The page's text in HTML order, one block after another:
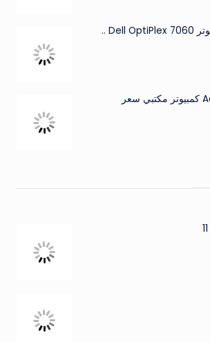
سعر ومواصفات كمبيوتر Dell OptiPlex 7060 ..
Acer Aspire GX-785 كمبيوتر مكتبي سعر